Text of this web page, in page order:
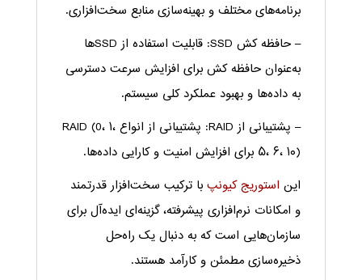
برنامه‌های مختلف و بهینه‌سازی منابع سخت‌افزاری.
– حافظه کش SSD: قابلیت استفاده از SSDها
به‌عنوان حافظه کش برای افزایش سرعت دسترسی
به داده‌ها و بهبود عملکرد کلی سیستم.
– پشتیبانی از RAID: پشتیبانی از انواع RAID (0، ۱،
۵، ۶، ۱۰) برای افزایش امنیت و کارایی داده‌ها.
این استوریج کیونپبا ترکیب سخت‌افزار قدرتمند
و امکانات نرم‌افزاری پیشرفته، گزینه‌ای ایده‌آل برای
سازمان‌هایی است که به دنبال یک راه‌حل
ذخیره‌سازی مطمئن و کارآمد هستند.